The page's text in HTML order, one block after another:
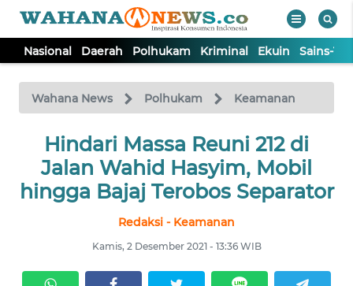
Nasional Daerah Polhukam Kriminal Ekuin Sains-
Wahana News Polhukam Keamanan
Hindari Massa Reuni 212 di
Jalan Wahid Hasyim, Mobil
hingga Bajaj Terobos Separator
Redaksi - Keamanan
Kamis, 2 Desember 2021 - 13:36 WIB
TV
Tutup
NASIONAL
DAERAH
KRIMINAL